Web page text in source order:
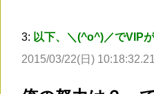
3: 以下、＼(^o^)／でVIP
2015/03/22(日)